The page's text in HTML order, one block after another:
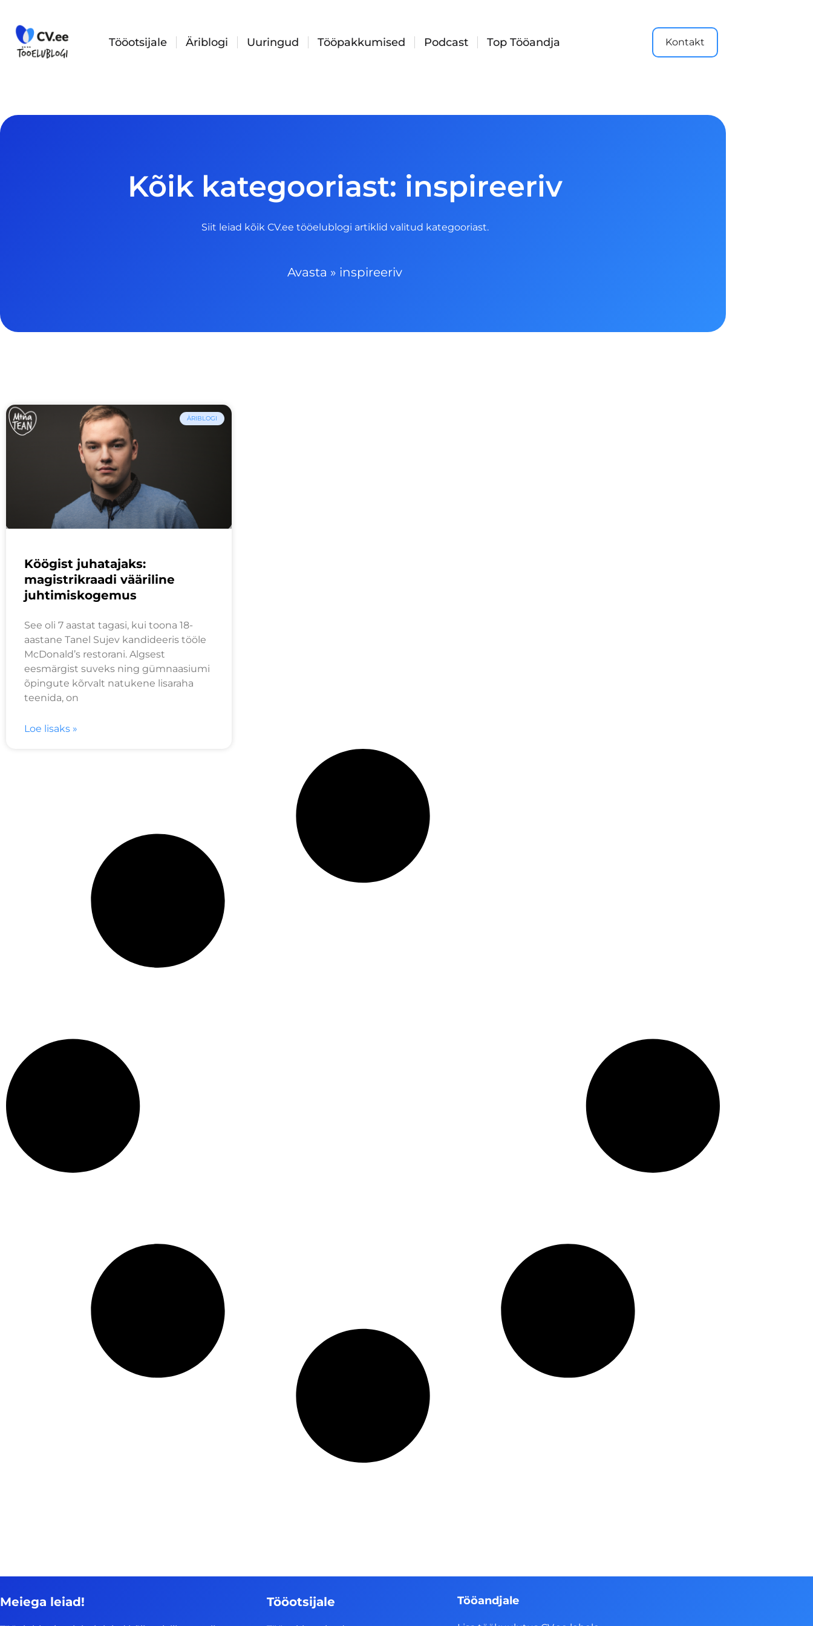
content
Tööotsijale Äriblogi Uuringud Tööpakkumised Podcast Top Tööandja Kontakt
Kõik kategooriast: inspireeriv
Siit leiad kõik CV.ee tööelublogi artiklid valitud kategooriast.
Avasta » inspireeriv
ÄRIBLOGI
Köögist juhatajaks:
magistrikraadi vääriline
juhtimiskogemus
See oli 7 aastat tagasi, kui toona 18-
aastane Tanel Sujev kandideeris tööle
McDonald’s restorani. Algsest
eesmärgist suveks ning gümnaasiumi
õpingute kõrvalt natukene lisaraha
teenida, on
Loe lisaks »
Meiega leiad! Tööotsijale Tööandjale